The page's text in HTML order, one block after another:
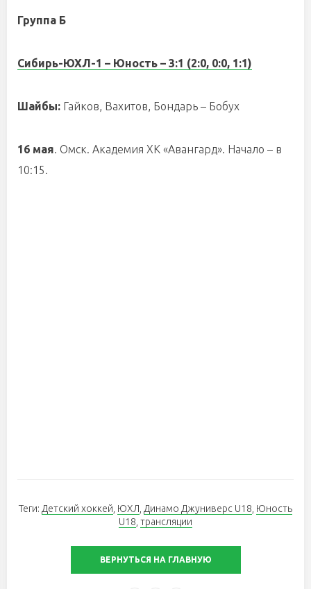
Группа Б
Сибирь-ЮХЛ-1 – Юность – 3:1 (2:0, 0:0, 1:1)
Шайбы: Гайков, Вахитов, Бондарь – Бобух
16 мая. Омск. Академия ХК «Авангард». Начало – в
10:15.
Теги: Детский хоккей ЮХЛ Динамо Джуниверс U18 Юность
U18 трансляции
ВЕРНУТЬСЯ НА ГЛАВНУЮ